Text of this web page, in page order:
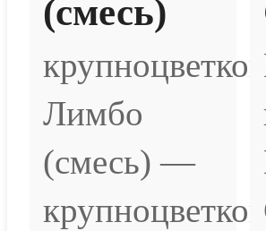
(смесь)
Лимбо
(смесь) —